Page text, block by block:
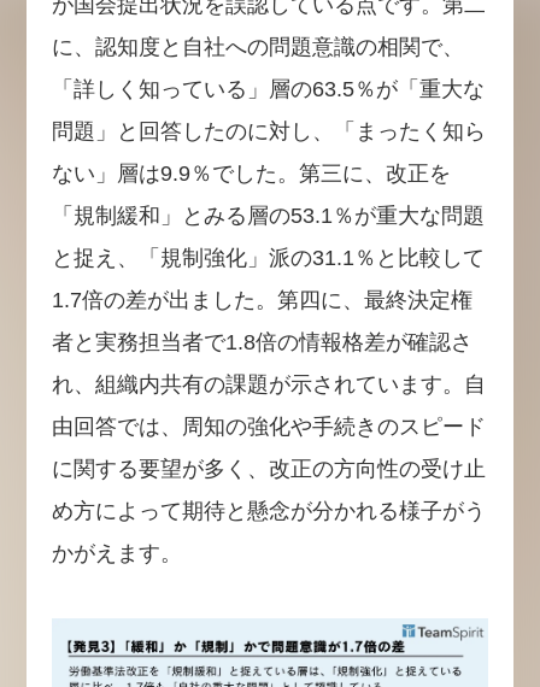
が国会提出状況を誤認している点です。第二
に、認知度と自社への問題意識の相関で、
「詳しく知っている」層の63.5％が「重大な
問題」と回答したのに対し、「まったく知ら
ない」層は9.9％でした。第三に、改正を
「規制緩和」とみる層の53.1％が重大な問題
と捉え、「規制強化」派の31.1％と比較して
1.7倍の差が出ました。第四に、最終決定権
者と実務担当者で1.8倍の情報格差が確認さ
れ、組織内共有の課題が示されています。自
由回答では、周知の強化や手続きのスピード
に関する要望が多く、改正の方向性の受け止
め方によって期待と懸念が分かれる様子がう
かがえます。